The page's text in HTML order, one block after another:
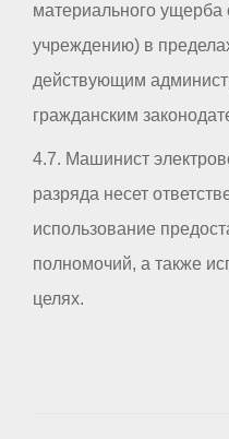
материального ущерба
учреждению) в
действующим
гражданским
4.7. Машинист
разряда несет
использование
полномочий, а также
целях.